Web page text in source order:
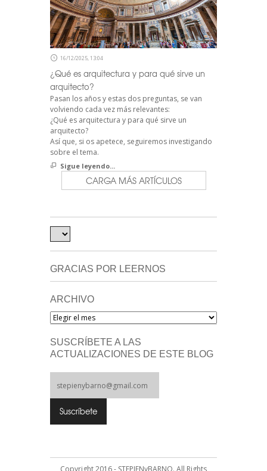
16/12/2025, 13:04
¿Qué es arquitectura y para qué sirve un
arquitecto?
Pasan los años y estas dos preguntas, se van
volviendo cada vez más relevantes:
¿Qué es arquitectura y para qué sirve un
arquitecto?
Así que, si os apetece, seguiremos investigando
sobre el tema.
Sigue leyendo...
CARGA MÁS ARTÍCULOS
GRACIAS POR LEERNOS
ARCHIVO
Archivo
SUSCRÍBETE A LAS
ACTUALIZACIONES DE ESTE BLOG
Copyright 2016 - STEPIENyBARNO. All Rights